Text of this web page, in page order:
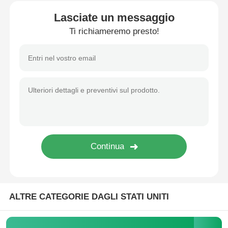
Controllo di qualità
Contattaci
Tutti i casi
Lasciate un messaggio
Ti richiameremo presto!
ALTRE CATEGORIE DAGLI STATI UNITI